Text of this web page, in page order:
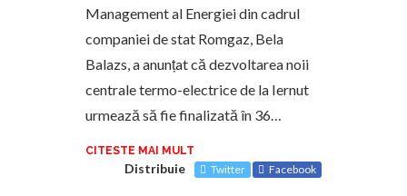
Management al Energiei din cadrul
companiei de stat Romgaz, Bela
Balazs, a anunțat că dezvoltarea noii
centrale termo-electrice de la Iernut
urmează să fie finalizată în 36…
CITESTE MAI MULT
Distribuie Twitter Facebook